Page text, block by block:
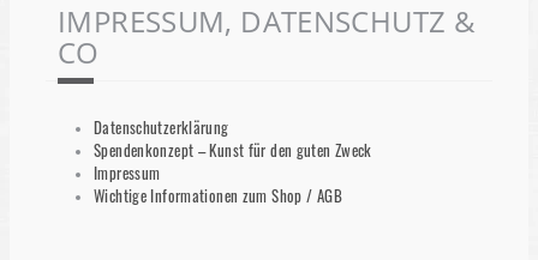
IMPRESSUM, DATENSCHUTZ &
CO
Datenschutzerklärung
Spendenkonzept – Kunst für den guten Zweck
Impressum
Wichtige Informationen zum Shop / AGB